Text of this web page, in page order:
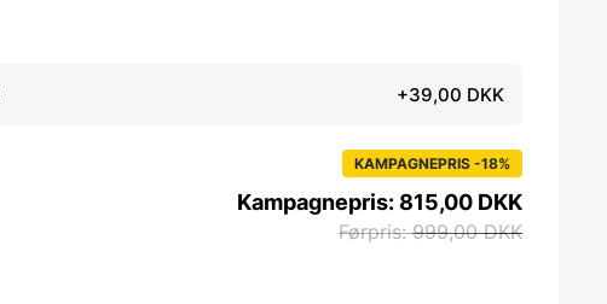
+39,00 DKK
KAMPAGNEPRIS -18%
999,00DKK
815,00 DKK